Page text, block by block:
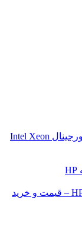
خرید و قیمت CPU سرور HP | پردازنده اورجینال Intel Xeon
فروش پاور سرور HP | خرید پاور سرور HP – قیمت و خرید